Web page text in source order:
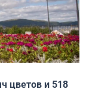
цветов и 518